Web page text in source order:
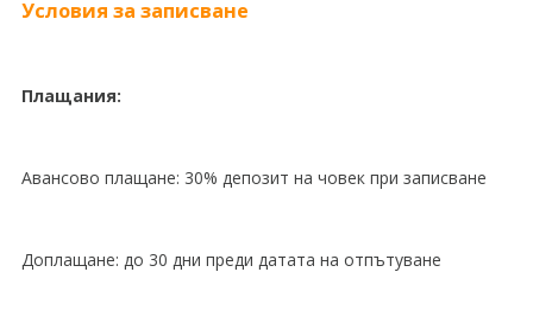
Условия за записване
Плащания:
Авансово плащане: 30% депозит на човек при записване
Доплащане: до 30 дни преди датата на отпътуване